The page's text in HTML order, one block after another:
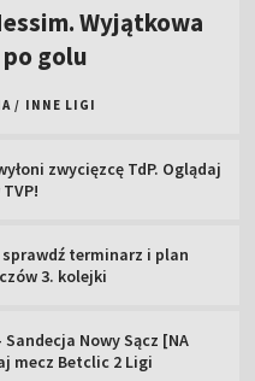
Wyjątkowa
golu
/ INNE LIGI
zwycięzcę TdP. Oglądaj
terminarz i plan
3. kolejki
Nowy Sącz [NA
mecz Betclic 2 Ligi